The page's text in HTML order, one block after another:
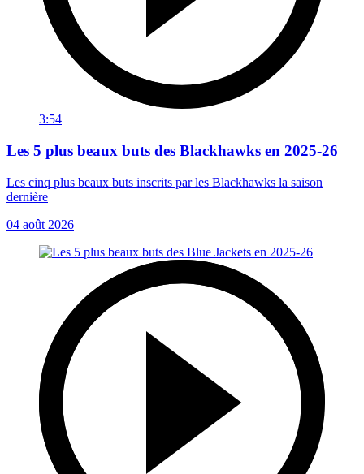
3:54
Les 5 plus beaux buts des Blackhawks en 2025-26
Les cinq plus beaux buts inscrits par les Blackhawks la saison
dernière
04 août 2026